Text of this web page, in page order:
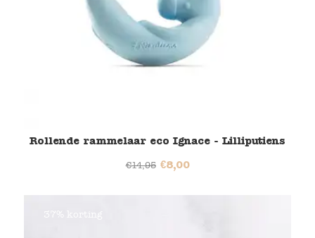
Rollende rammelaar eco Ignace - Lilliputiens
€14,95 €8,00
37% korting